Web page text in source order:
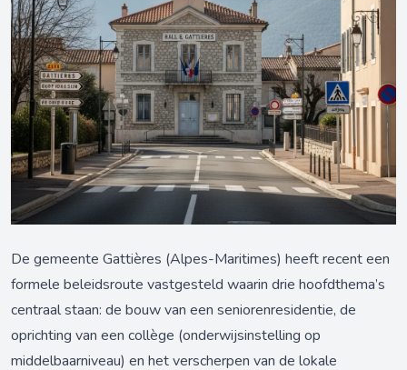
De gemeente Gattières (Alpes-Maritimes) heeft recent een
formele beleidsroute vastgesteld waarin drie hoofdthema’s
centraal staan: de bouw van een seniorenresidentie, de
oprichting van een collège (onderwijsinstelling op
middelbaarniveau) en het verscherpen van de lokale